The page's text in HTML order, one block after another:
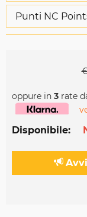
Punti NC
oppure in 3 rate
Disponibile: